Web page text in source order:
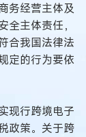
务经营主体及
主体责任，
合我国法律法
定的行为要依
现行跨境电子
政策。关于跨